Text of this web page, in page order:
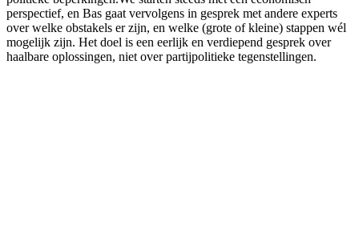
perspectief, en Bas gaat vervolgens in gesprek met andere experts
over welke obstakels er zijn, en welke (grote of kleine) stappen wél
mogelijk zijn. Het doel is een eerlijk en verdiepend gesprek over
haalbare oplossingen, niet over partijpolitieke tegenstellingen.